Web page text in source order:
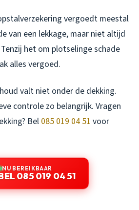
vergoedt meestal
van een lekkage, maar niet altijd
het om plotselinge schade
alles vergoed.
valt niet onder de dekking.
controle zo belangrijk. Vragen
Bel 085 019 04 51 voor
NU BEREIKBAAR
085 019 04 51